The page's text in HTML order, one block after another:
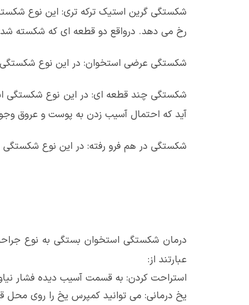
شکستگی گرین استیک ترکه تری: این نوع
رخ می دهد. درواقع دو قطعه ای که شکسته
شکستگی عرضی استخوان: در این نوع
شکستگی چند قطعه ای: در این نوع شکستگی
آید که احتمال آسیب زدن به پوست و عروق
شکستگی در هم فرو رفته: در این نوع
درمان شکستگی استخوان بستگی به نوع
عبارتند از:
استراحت کردن: به قسمت آسیب دیده فشار